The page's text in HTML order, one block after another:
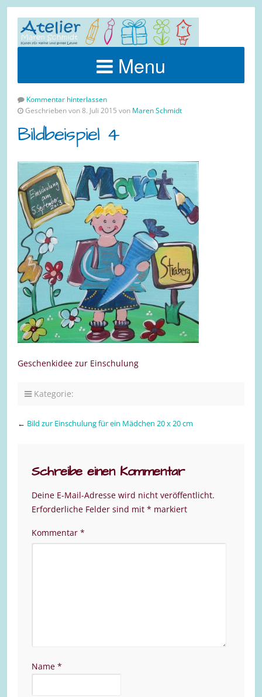
Menu
Kommentar hinterlassen
Geschrieben von 8. Juli 2015 von Maren Schmidt
Bildbeispiel 4
Geschenkidee zur Einschulung
Kategorie:
← Bild zur Einschulung für ein Mädchen 20 x 20 cm
Schreibe einen Kommentar
Deine E-Mail-Adresse wird nicht veröffentlicht.
Erforderliche Felder sind mit * markiert
Kommentar *
Name *